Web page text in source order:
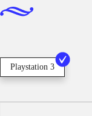
Playstation 3